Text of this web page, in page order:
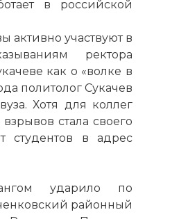
в российской
активно участвуют в
ректора
как о «волке в
политолог Сукачев
Хотя для коллег
стала своего
в адрес
ударило по
районный
27 апреля 2012